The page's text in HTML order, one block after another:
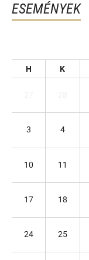
ESEMÉNYEK
H K
3 4
10 11
17 18
24 25